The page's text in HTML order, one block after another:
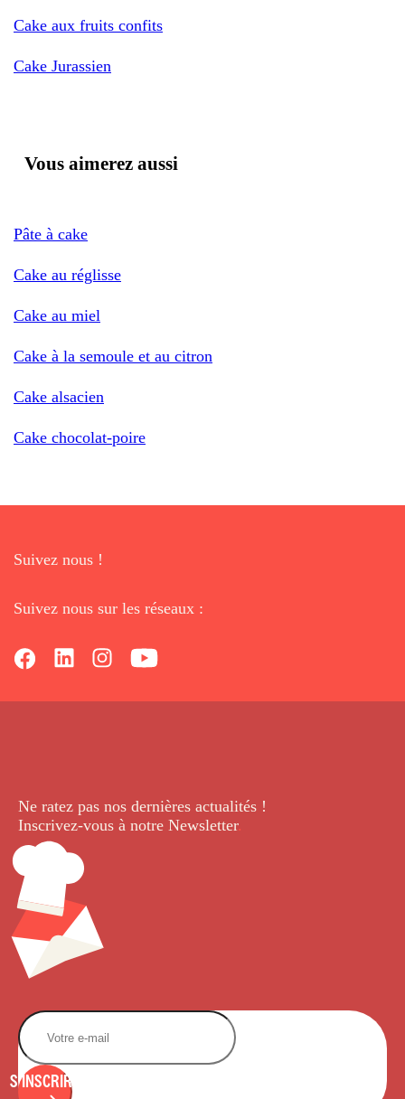
Cake aux fruits confits
Cake Jurassien
Vous aimerez aussi
Pâte à cake
Cake au réglisse
Cake au miel
Cake à la semoule et au citron
Cake alsacien
Cake chocolat-poire
Suivez nous !
Suivez nous sur les réseaux :
Ne ratez pas nos dernières actualités !
Inscrivez-vous à notre Newsletter.
S'INSCRIRE